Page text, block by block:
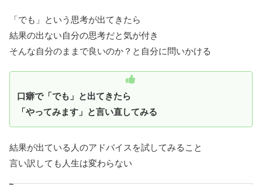
「でも」という思考が出てきたら
結果の出ない自分の思考だと気が付き
そんな自分のままで良いのか？と自分に問いかける
口癖で「でも」と出てきたら
「やってみます」と言い直してみる
結果が出ている人のアドバイスを試してみること
言い訳しても人生は変わらない